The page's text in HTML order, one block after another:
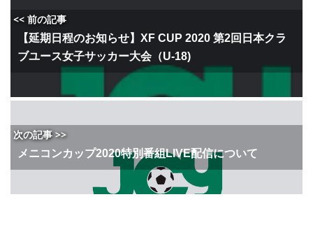
<< 前の記事
【延期日程のお知らせ】XF CUP 2020 第2回日本クラ
ブユース女子サッカー大会（U-18)
次の記事 >>
メニコンカップ2020特別番組LIVE配信について